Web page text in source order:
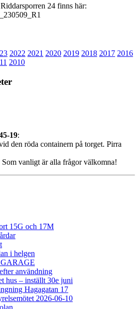
24 finns här:
2022 2021 2020 2019 2018 2017 2016
2010
19:
den röda containern på torget. Pirra
Som vanligt är alla frågor välkomna!
15G och 17M
i helgen
användning
hus – inställt 30e juni
Hagagatan 17
2026-06-10